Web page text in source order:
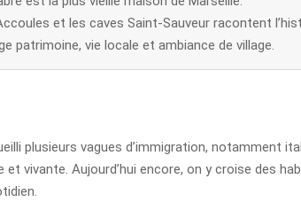
et les caves Saint-Sauveur racontent
patrimoine, vie locale et ambiance de village.
plusieurs vagues d’immigration, notamment
vivante. Aujourd’hui encore, on y croise des